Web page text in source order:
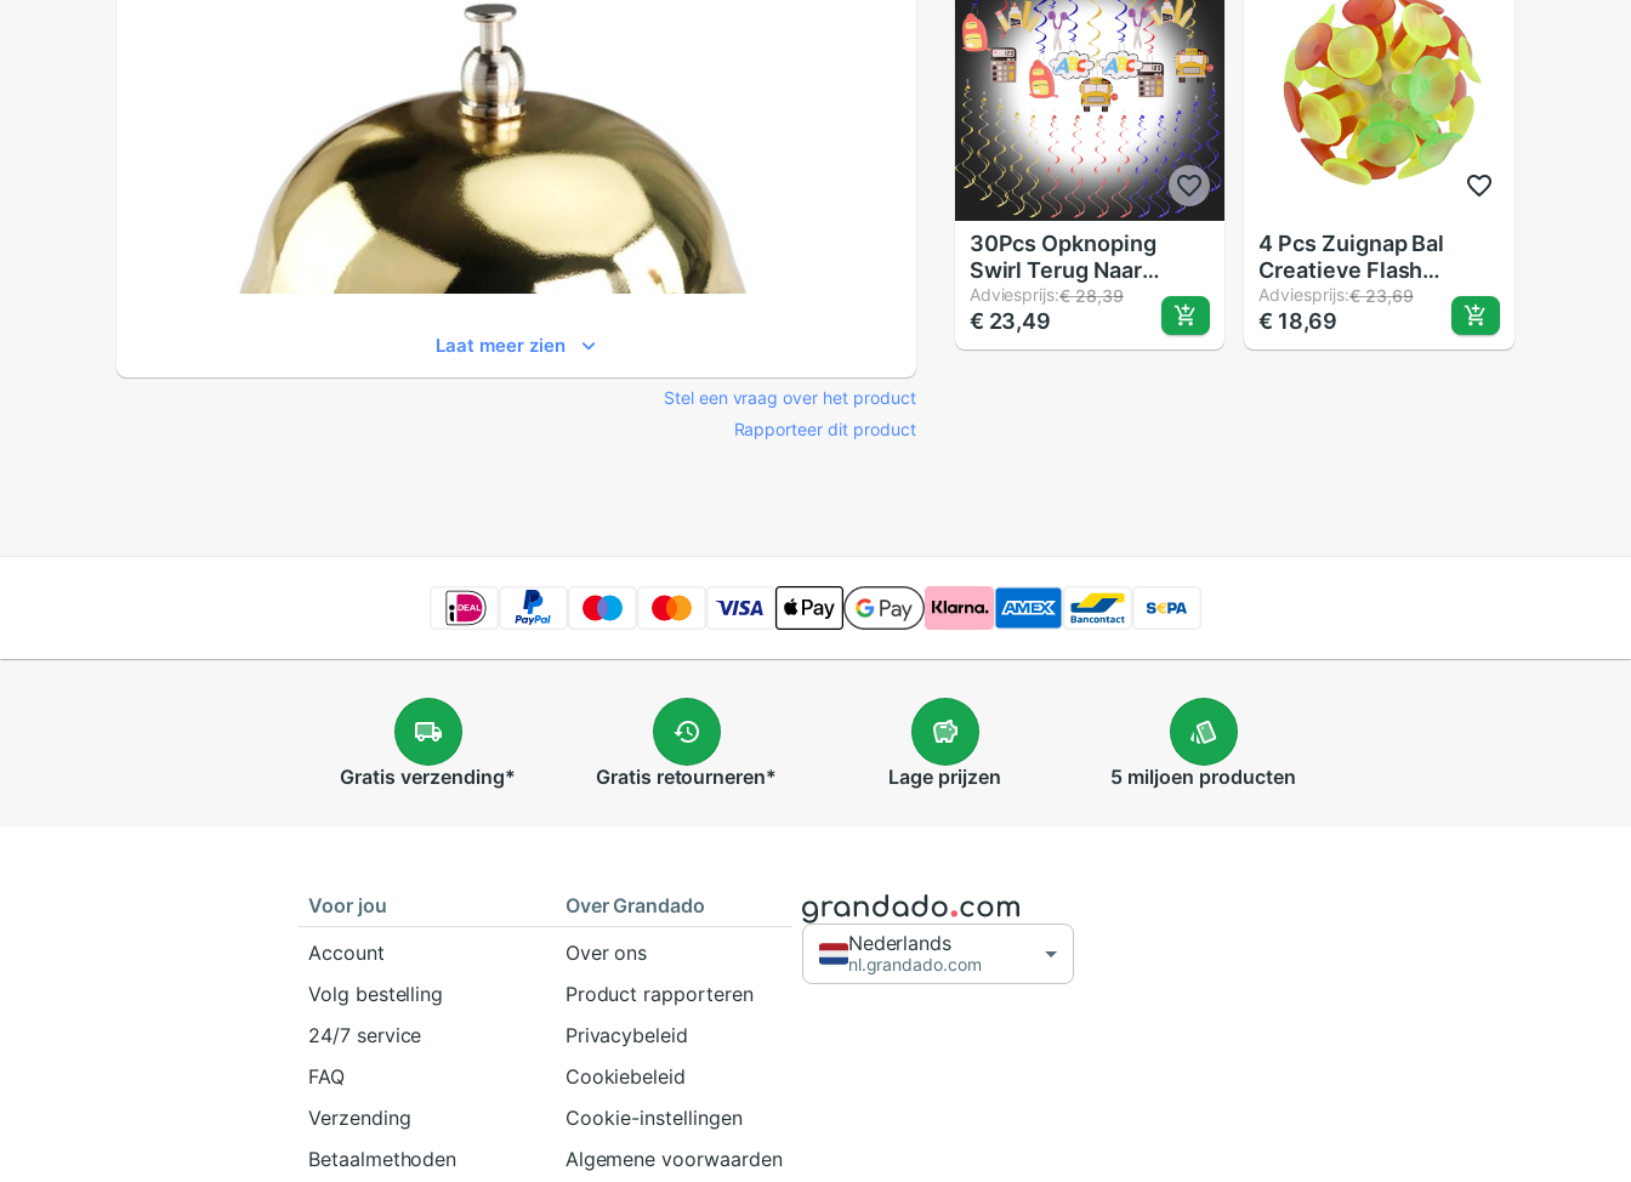
Laat meer zien
Stel een vraag over het product
Rapporteer dit product
30Pcs Opknoping
Swirl Terug Naar
School Party Photo
Booth Props Voor
Eerste Dag Van School
Adviesprijs:€ 28,39
€ 23,49
4 Pcs Zuignap Bal
Creatieve Flash
Luminescentie
Grappige Veelkleurige
Interactieve Voor
Adviesprijs:€ 23,69
€ 18,69
Gratis verzending* Gratis retourneren* Lage prijzen 5 miljoen producten
Voor jou
Account
Volg bestelling
24/7 service
FAQ
Verzending
Betaalmethoden
Over Grandado
Over ons
Product rapporteren
Privacybeleid
Cookiebeleid
Cookie-instellingen
Algemene voorwaarden
Nederlands
nl.grandado.com